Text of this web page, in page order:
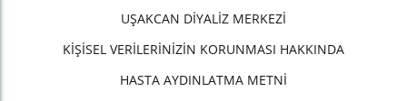
UŞAKCAN DİYALİZ MERKEZİ
KİŞİSEL VERİLERİNİZİN KORUNMASI HAKKINDA
HASTA AYDINLATMA METNİ